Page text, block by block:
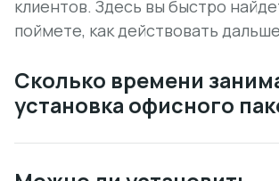
клиентов. Здесь вы быстро
поймете, как действовать
Сколько времени
установка офисного